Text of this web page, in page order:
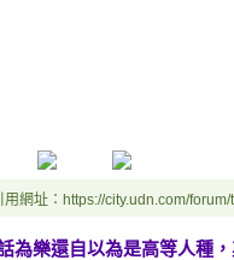
用網址：https://city.udn.com/
為樂還自以為是高等人種